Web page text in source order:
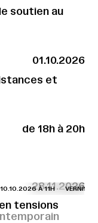
soutien au
01.10.2026
et
de 18h à 20h
28.11.2026
À 11H
en tensions